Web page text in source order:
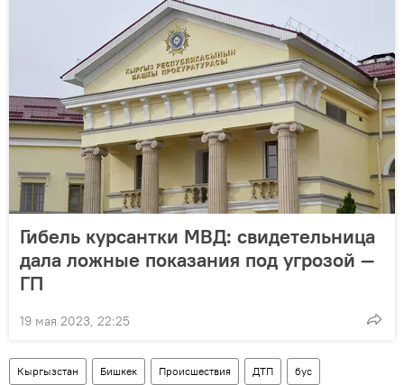
Гибель курсантки МВД: свидетельница
дала ложные показания под угрозой —
ГП
19 мая 2023, 22:25
Кыргызстан Бишкек Происшествия ДТП бус